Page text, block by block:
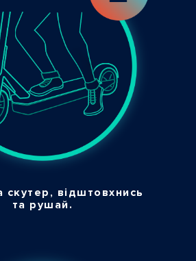
скутер, відштовхнись
та рушай.